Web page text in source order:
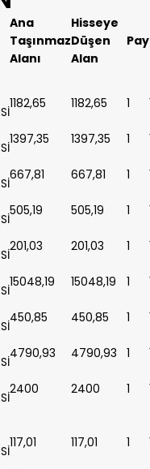
Ana
Taşınmaz
Alanı
Hisseye
Düşen
Alan
Pay
1182,65 1182,65 1
1397,35 1397,35 1
667,81 667,81 1
505,19 505,19 1
201,03 201,03 1
15048,19 15048,19 1
450,85 450,85 1
4790,93 4790,93 1
2400 2400 1
117,01 117,01 1